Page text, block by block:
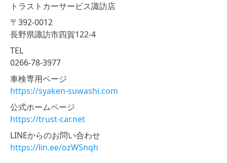
トラストカーサービス諏訪店
〒392-0012
長野県諏訪市四賀122-4
TEL
0266-78-3977
車検専用ページ
https://syaken-suwashi.com
公式ホームページ
https://trust-car.net
LINEからのお問い合わせ
https://lin.ee/ozWSnqh